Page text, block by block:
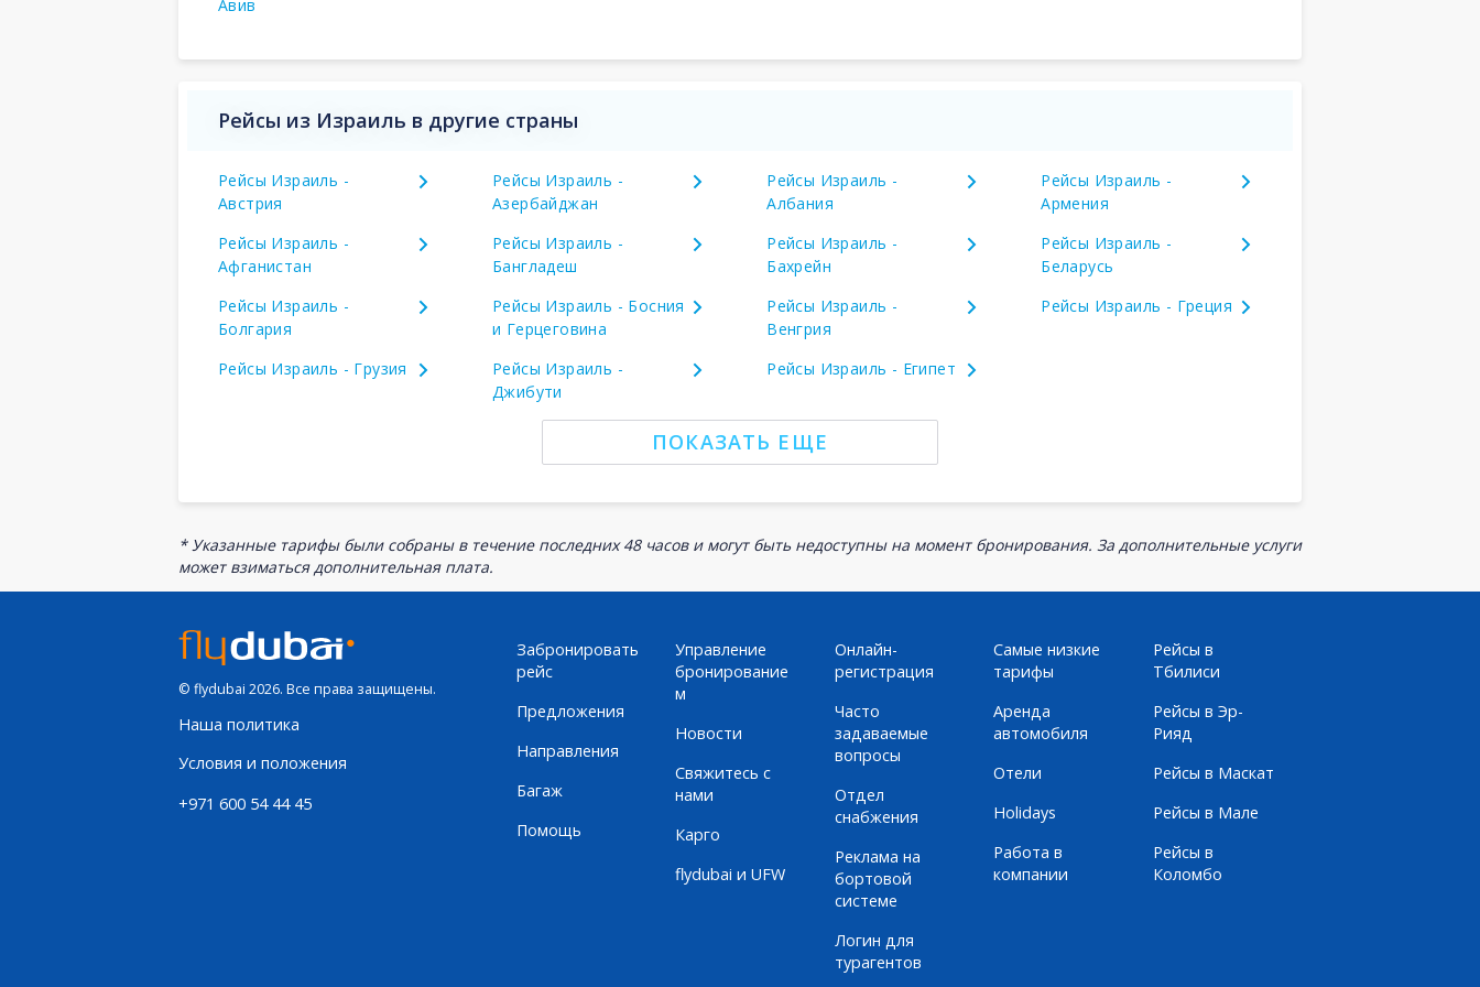
Авив
Рейсы из Израиль в другие страны
Рейсы Израиль -
Австрия
Рейсы Израиль -
Азербайджан
Рейсы Израиль -
Албания
Рейсы Израиль -
Армения
Рейсы Израиль -
Афганистан
Рейсы Израиль -
Бангладеш
Рейсы Израиль -
Бахрейн
Рейсы Израиль -
Беларусь
Рейсы Израиль -
Болгария
Рейсы Израиль - Босния
и Герцеговина
Рейсы Израиль -
Венгрия
Рейсы Израиль - Греция
Рейсы Израиль - Грузия
Рейсы Израиль -
Джибути
Рейсы Израиль - Египет
ПОКАЗАТЬ ЕЩЕ
* Указанные тарифы были собраны в течение последних 48 часов и могут быть недоступны на момент бронирования. За дополнительные услуги
может взиматься дополнительная плата.
© flydubai 2026. Все права защищены.
Наша политика
Условия и положения
+971 600 54 44 45
Забронировать
рейс
Предложения
Направления
Багаж
Помощь
Управление
бронирование
м
Новости
Свяжитесь с
нами
Карго
flydubai и UFW
Онлайн-
регистрация
Часто
задаваемые
вопросы
Отдел
снабжения
Реклама на
бортовой
системе
Логин для
турагентов
Самые низкие
тарифы
Аренда
автомобиля
Отели
Holidays
Работа в
компании
Рейсы в
Тбилиси
Рейсы в Эр-
Рияд
Рейсы в Маскат
Рейсы в Мале
Рейсы в
Коломбо